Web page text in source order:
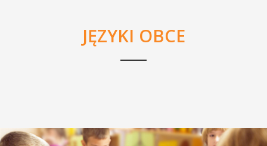
JĘZYKI OBCE